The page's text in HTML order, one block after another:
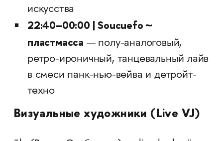
искусства
22:40–00:00 | Soucuefo ~
пластмасса — полу-аналоговый,
ретро-ироничный, танцевальный лайв
в смеси панк-нью-вейва и детройт-
техно
Визуальные художники (Live VJ)